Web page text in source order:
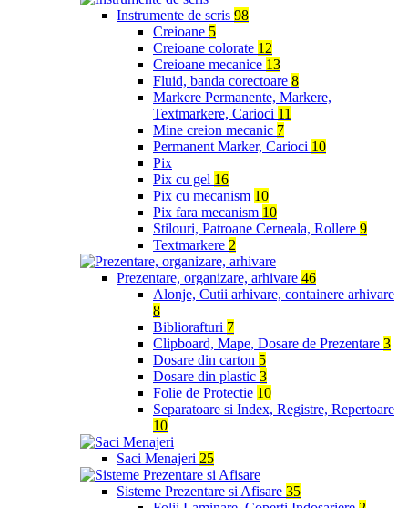
Instrumente de scris 98
Creioane 5
Creioane colorate 12
Creioane mecanice 13
Fluid, banda corectoare 8
Markere Permanente, Markere,
Textmarkere, Carioci 11
Mine creion mecanic 7
Permanent Marker, Carioci 10
Pix
Pix cu gel 16
Pix cu mecanism 10
Pix fara mecanism 10
Stilouri, Patroane Cerneala, Rollere 9
Textmarkere 2
Prezentare, organizare, arhivare 46
Alonje, Cutii arhivare, containere arhivare
8
Bibliorafturi 7
Clipboard, Mape, Dosare de Prezentare 3
Dosare din carton 5
Dosare din plastic 3
Folie de Protectie 10
Separatoare si Index, Registre, Repertoare
10
Saci Menajeri 25
Sisteme Prezentare si Afisare 35